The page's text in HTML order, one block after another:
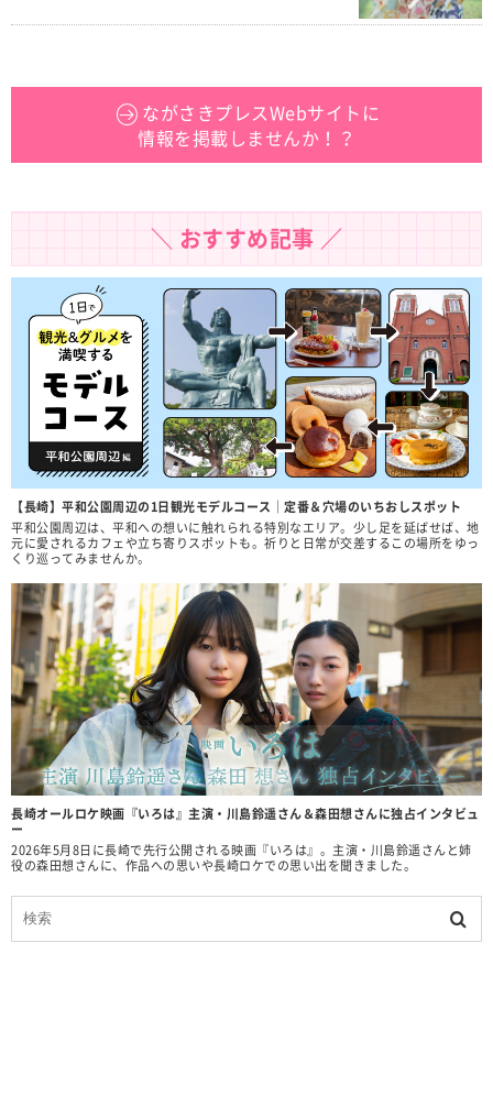
ながさきプレスWebサイトに
情報を掲載しませんか！？
＼ おすすめ記事 ／
【長崎】平和公園周辺の1日観光モデルコース｜定番＆穴場のいちおしスポット
平和公園周辺は、平和への想いに触れられる特別なエリア。少し足を延ばせば、地
元に愛されるカフェや立ち寄りスポットも。祈りと日常が交差するこの場所をゆっ
くり巡ってみませんか。
長崎オールロケ映画『いろは』主演・川島鈴遥さん＆森田想さんに独占インタビュ
ー
2026年5月8日に長崎で先行公開される映画『いろは』。主演・川島鈴遥さんと姉
役の森田想さんに、作品への思いや長崎ロケでの思い出を聞きました。